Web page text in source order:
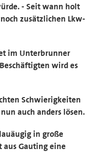
- Seit wann holt
zusätzlichen Lkw-
im Unterbrunner
wird es
Schwierigkeiten
auch anders lösen.
in große
Gauting eine